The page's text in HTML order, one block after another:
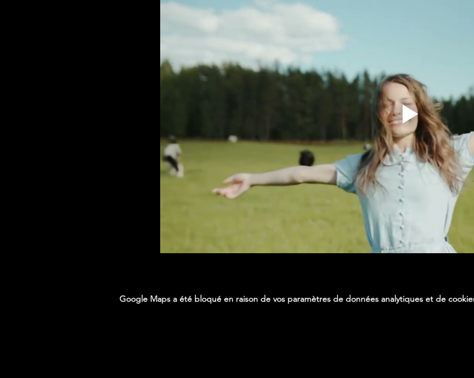
Google Maps a été bloqué en raison de vos paramètres de données analytiques et de